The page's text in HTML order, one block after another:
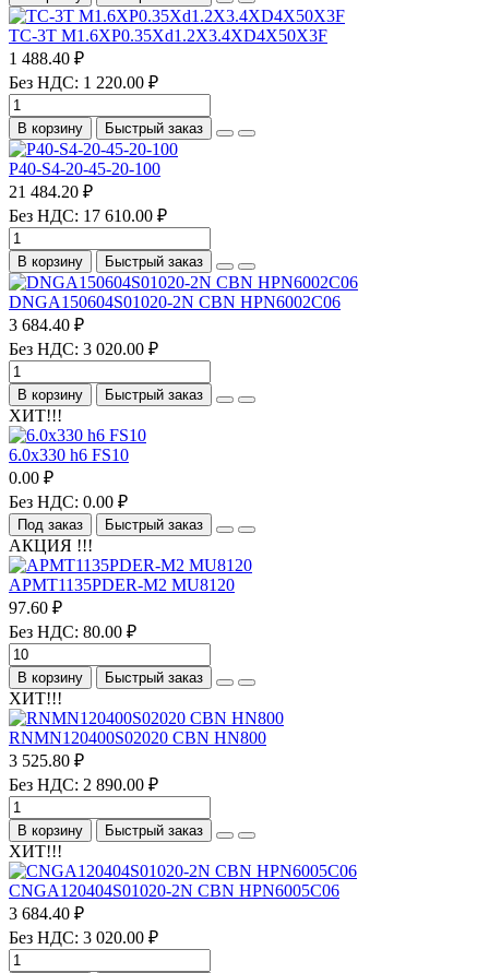
TC-3T M1.6XP0.35Xd1.2X3.4XD4X50X3F
1 488.40 ₽
Без НДС: 1 220.00 ₽
В корзину Быстрый заказ
P40-S4-20-45-20-100
21 484.20 ₽
Без НДС: 17 610.00 ₽
В корзину Быстрый заказ
DNGA150604S01020-2N CBN HPN6002C06
3 684.40 ₽
Без НДС: 3 020.00 ₽
В корзину Быстрый заказ
ХИТ!!!
6.0х330 h6 FS10
0.00 ₽
Без НДС: 0.00 ₽
Под заказ Быстрый заказ
АКЦИЯ !!!
APMT1135PDER-M2 MU8120
97.60 ₽
Без НДС: 80.00 ₽
В корзину Быстрый заказ
ХИТ!!!
RNMN120400S02020 CBN HN800
3 525.80 ₽
Без НДС: 2 890.00 ₽
В корзину Быстрый заказ
ХИТ!!!
CNGA120404S01020-2N CBN HPN6005C06
3 684.40 ₽
Без НДС: 3 020.00 ₽